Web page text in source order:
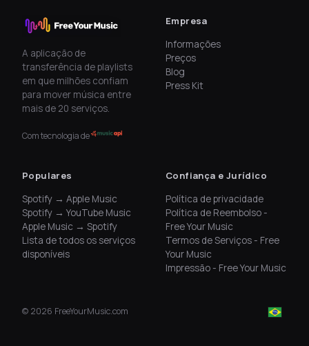
A aplicação de
transferência de playlists
em que milhões confiam
para mover música entre
mais de 20 serviços.
Com tecnologia de
Empresa
Informações
Preços
Blog
Press Kit
Populares
Spotify → Apple Music
Spotify → YouTube Music
Apple Music → Spotify
Lista de todos os serviços
disponíveis
Confiança e Jurídico
Política de privacidade
Política de Reembolso -
Free Your Music
Termos de Serviços - Free
Your Music
Impressão - Free Your Music
© 2026 FreeYourMusic.com